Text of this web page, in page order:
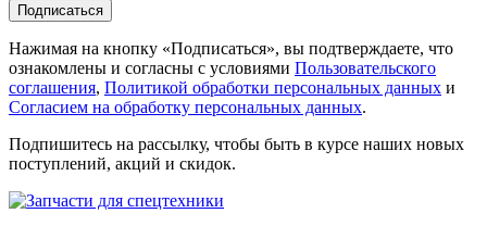
Подписаться
Нажимая на кнопку «Подписаться», вы подтверждаете, что
ознакомлены и согласны с условиями Пользовательского
соглашения, Политикой обработки персональных данных и
Согласием на обработку персональных данных.
Подпишитесь на рассылку, чтобы быть в курсе наших новых
поступлений, акций и скидок.